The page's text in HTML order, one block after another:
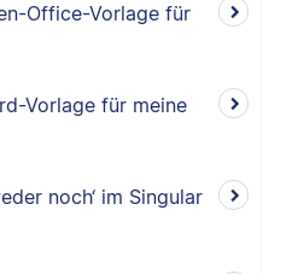
Office-Vorlage für
Vorlage für meine
noch‘ im Singular